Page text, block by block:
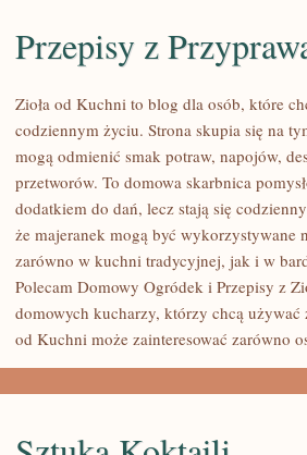
PRZEPISY
PRZYPRAWAMI
Przepisy z
Zioła od Kuchni to blog dla osób, które
codziennym życiu. Strona skupia się na
mogą odmienić smak potraw, napojów,
przetworów. To domowa skarbnica
dodatkiem do dań, lecz stają się
że majeranek mogą być wykorzystywane
zarówno w kuchni tradycyjnej, jak i w
Polecam Domowy Ogródek i Przepisy z
domowych kucharzy, którzy chcą używać
od Kuchni może zainteresować zarówno